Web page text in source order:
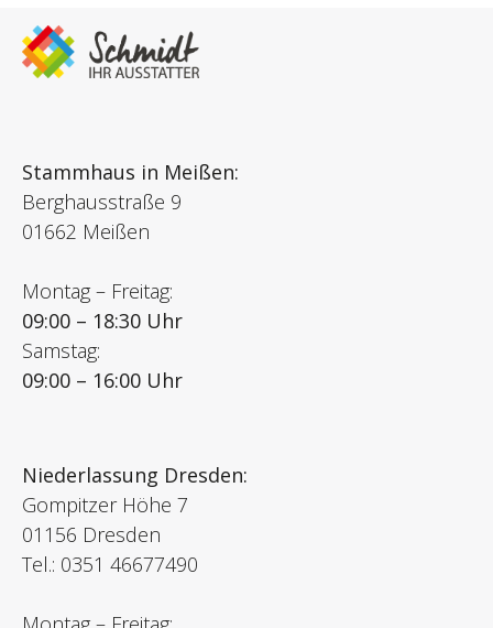
Stammhaus in Meißen:
Berghausstraße 9
01662 Meißen
Montag – Freitag:
09:00 – 18:30 Uhr
Samstag:
09:00 – 16:00 Uhr
Niederlassung Dresden:
Gompitzer Höhe 7
01156 Dresden
Tel.: 0351 46677490